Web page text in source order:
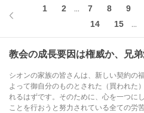
1 2 ... 7 8 9
14
15 ...
教会の成長要因は権威か、兄
シオンの家族の皆さんは、新しい契約の
よって御自分のものとされた（買われた
れるはずです。そのために、心を一つに
ことを行おうと努力されている全ての労